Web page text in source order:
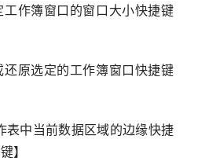
工作簿窗口的窗口大小快捷键
还原选定的工作簿窗口快捷键
】